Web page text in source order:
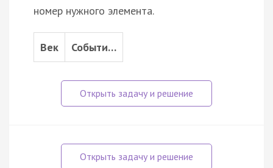
номер нужного элемента.
Век Событи…